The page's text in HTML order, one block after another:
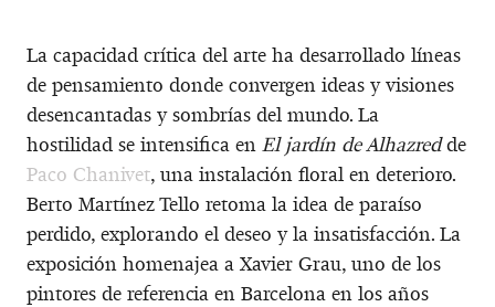
La capacidad crítica del arte ha desarrollado líneas
de pensamiento donde convergen ideas y visiones
desencantadas y sombrías del mundo. La
hostilidad se intensifica en El jardín de Alhazredde
Paco Chanivet, una instalación floral en deterioro.
Berto Martínez Tello retoma la idea de paraíso
perdido, explorando el deseo y la insatisfacción. La
exposición homenajea a Xavier Grau, uno de los
pintores de referencia en Barcelona en los años